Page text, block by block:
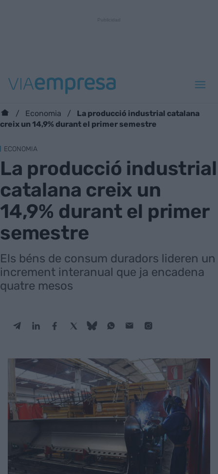
Economia
La producció industrial catalana
creix un 14,9% durant el primer semestre
ECONOMIA
La producció industrial
catalana creix un
14,9% durant el primer
semestre
Els béns de consum duradors lideren un
increment interanual que ja encadena
quatre mesos